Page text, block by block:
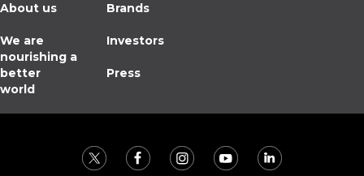
About us
We are
nourishing a
better
world
Brands
Investors
Press